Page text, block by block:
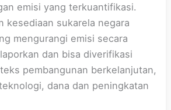
emisi yang terkuantifikasi.
kesediaan sukarela negara
mengurangi emisi secara
dan bisa diverifikasi
pembangunan berkelanjutan,
dana dan peningkatan